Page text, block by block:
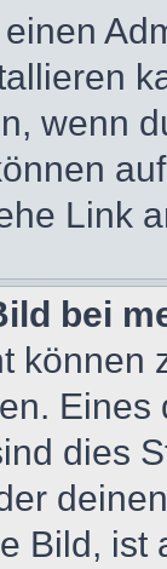
wenn
Link
bei
können
dies
Bild, ist